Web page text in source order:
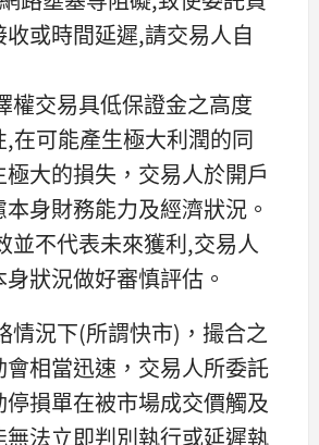
或時間延遲,請交易人自
權交易具低保證金之高度
在可能產生極大利潤的同
大的損失，交易人於開戶
身財務能力及經濟狀況。
並不代表未來獲利,交易人
狀況做好審慎評估。
情況下(所謂快市)，撮合之
相當迅速，交易人所委託
損單在被市場成交價觸及
法立即判別執行或延遲執